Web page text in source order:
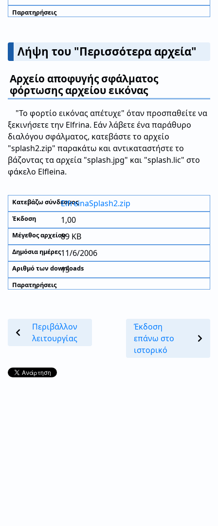
Λήψη του "Περισσότερα αρχεία"
Αρχείο αποφυγής σφάλματος
φόρτωσης αρχείου εικόνας
"Το φορτίο εικόνας απέτυχε" όταν προσπαθείτε να
ξεκινήσετε την Elfrina. Εάν λάβετε ένα παράθυρο
διαλόγου σφάλματος, κατεβάστε το αρχείο
"splash2.zip" παρακάτω και αντικαταστήστε το
βάζοντας τα αρχεία "splash.jpg" και "splash.lic" στο
φάκελο Elfleina.
ElfreinaSplash2.zip
1,00
89 KB
11/6/2006
15
Περιβάλλον
λειτουργίας
Έκδοση
επάνω στο
ιστορικό